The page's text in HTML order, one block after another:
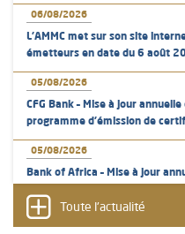
06/08/2026
L’AMMC met sur son site
émetteurs en date du 6 août
05/08/2026
CFG Bank – Mise à jour
programme d'émission de
05/08/2026
Bank of Africa – Mise à jour
05/08/2026
Toute l'actualité